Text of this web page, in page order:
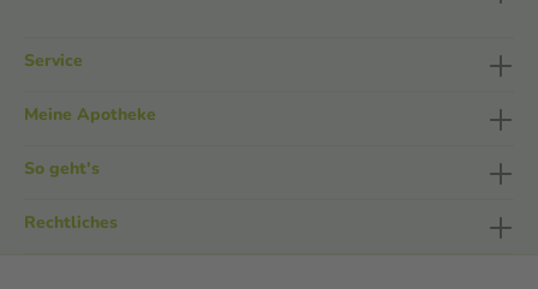
Service
Meine Apotheke
So geht's
Rechtliches